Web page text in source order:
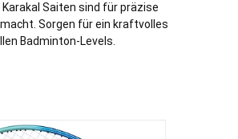
Karakal Saiten sind für präzise
Sorgen für ein kraftvolles
Badminton-Levels.